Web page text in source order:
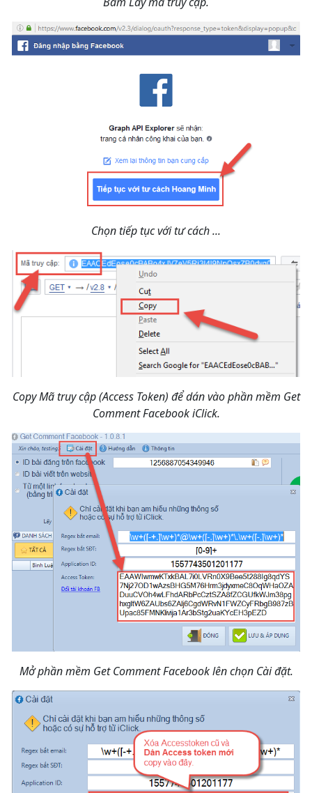
Chọn tiếp tục với tư cách ...
Copy Mã truy cập (Access Token) để dán vào phần mềm Get
Comment Facebook iClick.
Mở phần mềm Get Comment Facebook lên chọn Cài đặt.